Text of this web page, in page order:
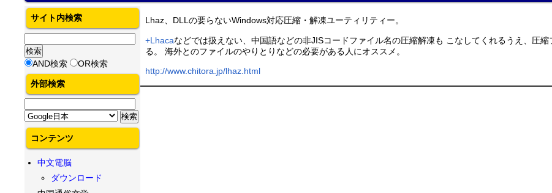
Lhaz、DLLの要らないWindows対応圧縮・解凍ユーティリティー。
+Lhacaなどでは扱えない、中国語などの非JISコードファイル名の圧縮解凍も こなしてくれるうえ、圧
る。 海外とのファイルのやりとりなどの必要がある人にオススメ。
http://www.chitora.jp/lhaz.html
サイト内検索
AND検索 OR検索
外部検索
コンテンツ
中文電脳
ダウンロード